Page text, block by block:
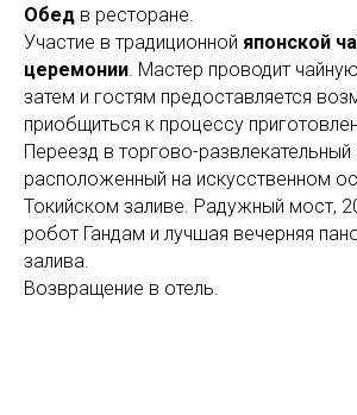
Обед в ресторане.
Участие в традиционной японской
церемонии. Мастер проводит
затем и гостям предоставляется
приобщиться к процессу
Переезд в торгово-развлекательный
расположенный на искусственном
Токийском заливе. Радужный мост,
робот Гандам и лучшая вечерняя
залива.
Возвращение в отель.